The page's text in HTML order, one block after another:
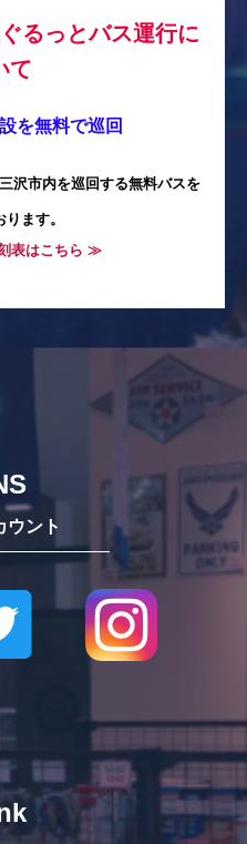
るっとバス運行に
て
を無料で巡回
沢市内を巡回する無料バスを
ます。
表はこちら ≫
ウント